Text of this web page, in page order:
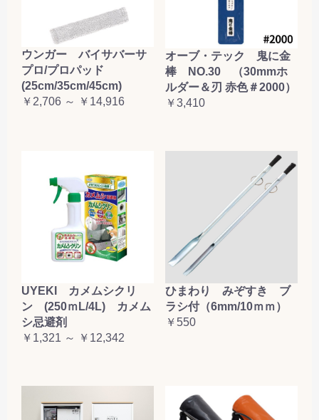
ウンガー バイサバーサ
プロ/プロパッド
(25cm/35cm/45cm)
￥2,706 ～ ￥14,916
オーブ・テック 鬼に金
棒 NO.30 （30mmホ
ルダー＆刃 赤色＃2000）
￥3,410
UYEKI カメムシクリ
ン (250ｍL/4L) カメム
シ忌避剤
￥1,321 ～ ￥12,342
ひまわり みぞすき ブ
ラシ付（6mm/10ｍｍ）
￥550